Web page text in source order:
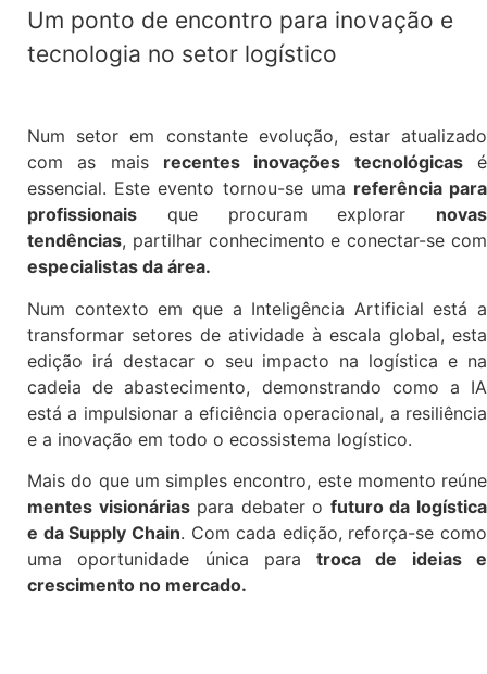
Um ponto de encontro para inovação e
tecnologia no setor logístico
Num setor em constante evolução, estar atualizado
com as mais recentes inovações tecnológicasé
essencial. Este evento tornou-se uma referência para
profissionais que procuram explorar novas
tendências, partilhar conhecimento e conectar-se com
especialistas da área.
Num contexto em que a Inteligência Artificial está a
transformar setores de atividade à escala global, esta
edição irá destacar o seu impacto na logística e na
cadeia de abastecimento, demonstrando como a IA
está a impulsionar a eficiência operacional, a resiliência
e a inovação em todo o ecossistema logístico.
Mais do que um simples encontro, este momento reúne
mentes visionáriaspara debater o futuro da logística
e da Supply Chain. Com cada edição, reforça-se como
uma oportunidade única para troca de ideias e
crescimento no mercado.